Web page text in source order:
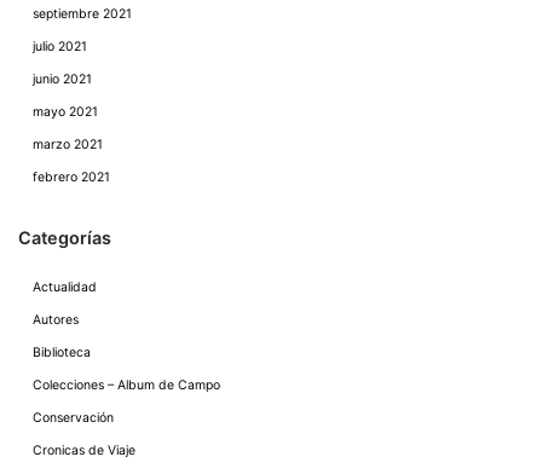
septiembre 2021
julio 2021
junio 2021
mayo 2021
marzo 2021
febrero 2021
Categorías
Actualidad
Autores
Biblioteca
Colecciones – Album de Campo
Conservación
Cronicas de Viaje